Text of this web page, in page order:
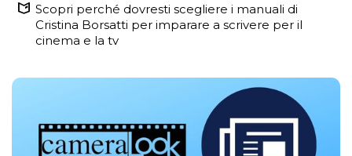
Scopri perché dovresti scegliere i manuali di
Cristina Borsatti per imparare a scrivere per il
cinema e la tv